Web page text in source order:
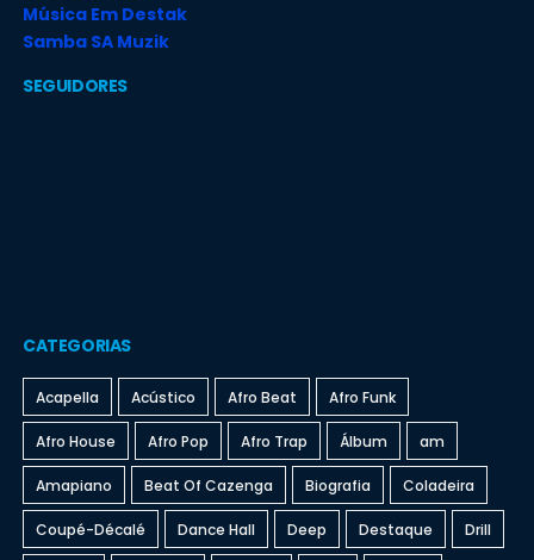
Música Em Destak
Samba SA Muzik
SEGUIDORES
CATEGORIAS
Acapella Acústico Afro Beat Afro Funk
Afro House Afro Pop Afro Trap Álbum am
Amapiano Beat Of Cazenga Biografia Coladeira
Coupé-Décalé Dance Hall Deep Destaque Drill